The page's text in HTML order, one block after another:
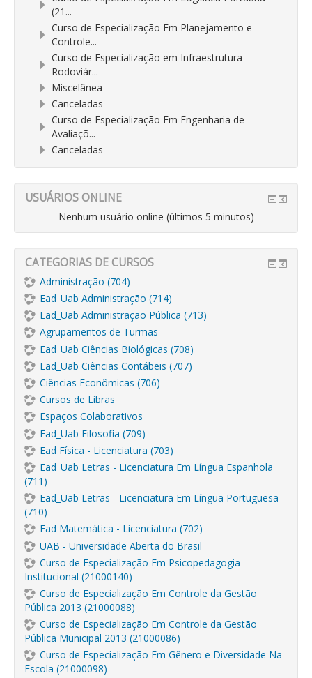
(21...
Curso de Especialização Em Planejamento e
Controle...
Curso de Especialização em Infraestrutura
Rodoviár...
Miscelânea
Canceladas
Curso de Especialização Em Engenharia de
Avaliaçõ...
Canceladas
USUÁRIOS ONLINE
Nenhum usuário online (últimos 5 minutos)
CATEGORIAS DE CURSOS
Administração (704)
Ead_Uab Administração (714)
Ead_Uab Administração Pública (713)
Agrupamentos de Turmas
Ead_Uab Ciências Biológicas (708)
Ead_Uab Ciências Contábeis (707)
Ciências Econômicas (706)
Cursos de Libras
Espaços Colaborativos
Ead_Uab Filosofia (709)
Ead Física - Licenciatura (703)
Ead_Uab Letras - Licenciatura Em Língua Espanhola
(711)
Ead_Uab Letras - Licenciatura Em Língua Portuguesa
(710)
Ead Matemática - Licenciatura (702)
UAB - Universidade Aberta do Brasil
Curso de Especialização Em Psicopedagogia
Institucional (21000140)
Curso de Especialização Em Controle da Gestão
Pública 2013 (21000088)
Curso de Especialização Em Controle da Gestão
Pública Municipal 2013 (21000086)
Curso de Especialização Em Gênero e Diversidade Na
Escola (21000098)